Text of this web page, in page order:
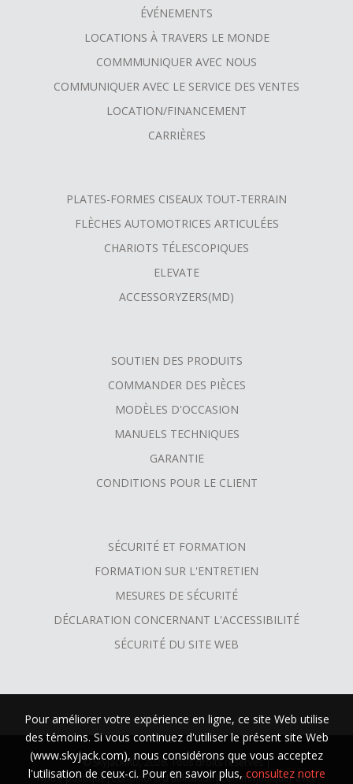
MENU
ÉVÉNEMENTS
LOCATIONS À TRAVERS LE MONDE
COMMMUNIQUER AVEC NOUS
COMMUNIQUER AVEC LE SERVICE DES VENTES
LOCATION/FINANCEMENT
CARRIÈRES
PLATES-FORMES CISEAUX TOUT-TERRAIN
FLÈCHES AUTOMOTRICES ARTICULÉES
CHARIOTS TÉLESCOPIQUES
ELEVATE
ACCESSORYZERS(MD)
SOUTIEN DES PRODUITS
COMMANDER DES PIÈCES
MODÈLES D'OCCASION
MANUELS TECHNIQUES
GARANTIE
CONDITIONS POUR LE CLIENT
SÉCURITÉ ET FORMATION
FORMATION SUR L'ENTRETIEN
MESURES DE SÉCURITÉ
DÉCLARATION CONCERNANT L'ACCESSIBILITÉ
SÉCURITÉ DU SITE WEB
© SkyjackMD, 2026. Tous droits réservés |
Notre politique|Conditions d'utilisation |Commmuniquer avec
Pour améliorer votre expérience en ligne, ce site Web utilise
des témoins. Si vous continuez d'utiliser le présent site Web
(www.skyjack.com), nous considérons que vous acceptez
l'utilisation de ceux-ci. Pour en savoir plus, consultez notre